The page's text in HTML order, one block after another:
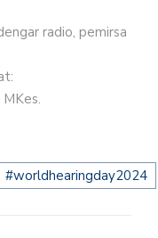
radio, pemirsa
#worldhearingday2024